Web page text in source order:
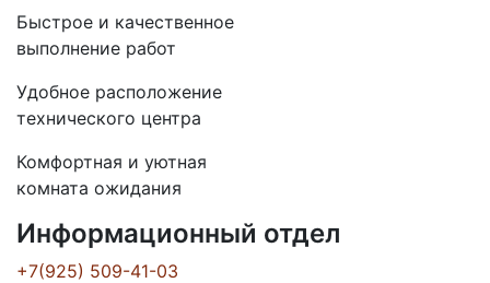
Быстрое и качественное
выполнение работ
Удобное расположение
технического центра
Комфортная и уютная
комната ожидания
Информационный отдел
+7(925) 509-41-03